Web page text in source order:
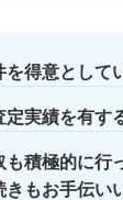
を得意として
定実績を有す
も積極的に行
きもお手伝い